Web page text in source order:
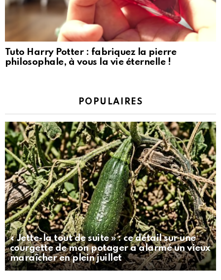
Tuto Harry Potter : fabriquez la pierre
philosophale, à vous la vie éternelle !
POPULAIRES
« Jette-la tout de suite » : ce détail sur une
courgette de mon potager a alarmé un vieux
maraîcher en plein juillet